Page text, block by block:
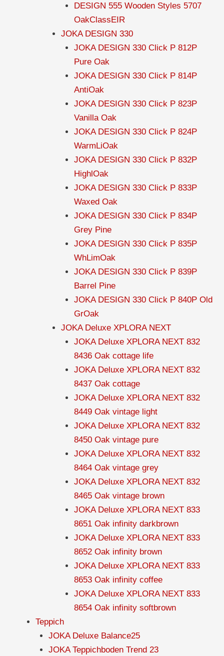
DESIGN 555 Wooden Styles 5707
OakClassEIR
JOKA DESIGN 330
JOKA DESIGN 330 Click P 812P
Pure Oak
JOKA DESIGN 330 Click P 814P
AntiOak
JOKA DESIGN 330 Click P 823P
Vanilla Oak
JOKA DESIGN 330 Click P 824P
WarmLiOak
JOKA DESIGN 330 Click P 832P
HighlOak
JOKA DESIGN 330 Click P 833P
Waxed Oak
JOKA DESIGN 330 Click P 834P
Grey Pine
JOKA DESIGN 330 Click P 835P
WhLimOak
JOKA DESIGN 330 Click P 839P
Barrel Pine
JOKA DESIGN 330 Click P 840P Old
GrOak
JOKA Deluxe XPLORA NEXT
JOKA Deluxe XPLORA NEXT 832
8436 Oak cottage life
JOKA Deluxe XPLORA NEXT 832
8437 Oak cottage
JOKA Deluxe XPLORA NEXT 832
8449 Oak vintage light
JOKA Deluxe XPLORA NEXT 832
8450 Oak vintage pure
JOKA Deluxe XPLORA NEXT 832
8464 Oak vintage grey
JOKA Deluxe XPLORA NEXT 832
8465 Oak vintage brown
JOKA Deluxe XPLORA NEXT 833
8651 Oak infinity darkbrown
JOKA Deluxe XPLORA NEXT 833
8652 Oak infinity brown
JOKA Deluxe XPLORA NEXT 833
8653 Oak infinity coffee
JOKA Deluxe XPLORA NEXT 833
8654 Oak infinity softbrown
Teppich
JOKA Deluxe Balance25
JOKA Teppichboden Trend 23